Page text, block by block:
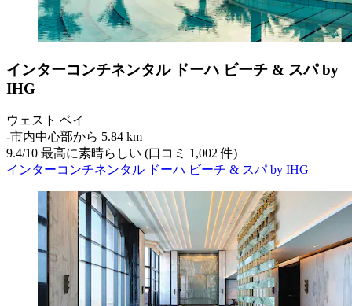
インターコンチネンタル ドーハ ビーチ & スパ by
IHG
ウェスト ベイ
‐市内中心部から 5.84 km
9.4/10 最高に素晴らしい (口コミ 1,002 件)
インターコンチネンタル ドーハ ビーチ & スパ by IHG